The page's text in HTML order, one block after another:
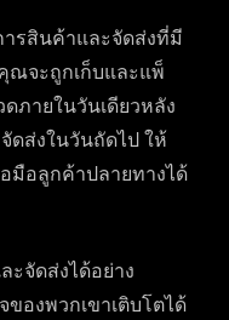
รสินค้าและจัดส่งที่มี
ณจะถูกเก็บและแพ็
ภายในวันเดียวหลัง
ดส่งในวันถัดไป ให้
มือลูกค้าปลายทางได้
ะจัดส่งได้อย่าง
องพวกเขาเติบโตได้